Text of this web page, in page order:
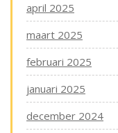
april 2025
maart 2025
februari 2025
januari 2025
december 2024